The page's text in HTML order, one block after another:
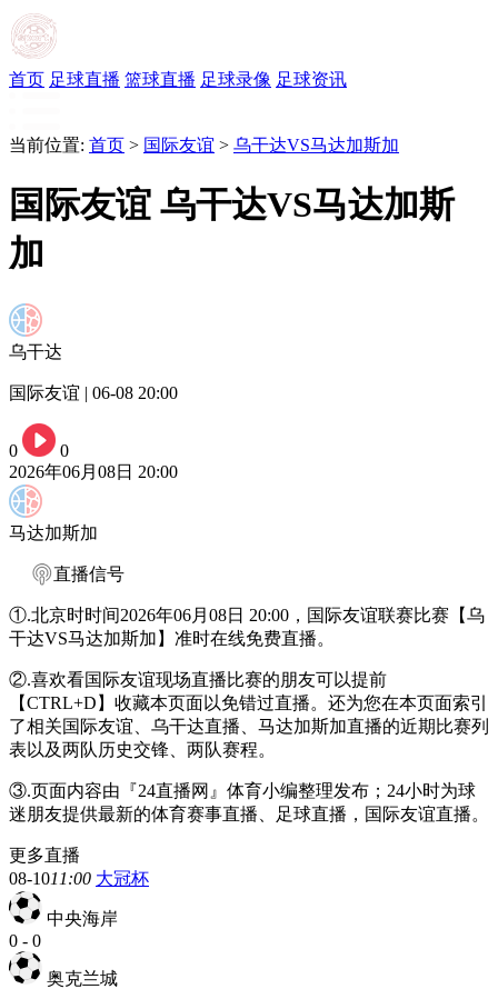
首页 足球直播 篮球直播 足球录像 足球资讯
当前位置: 首页 > 国际友谊 > 乌干达VS马达加斯加
国际友谊 乌干达VS马达加斯
加
乌干达
国际友谊 | 06-08 20:00
0
0
2026年06月08日 20:00
马达加斯加
直播信号
①.北京时时间2026年06月08日 20:00，国际友谊联赛比赛【乌
干达VS马达加斯加】准时在线免费直播。
②.喜欢看国际友谊现场直播比赛的朋友可以提前
【CTRL+D】收藏本页面以免错过直播。还为您在本页面索引
了相关国际友谊、乌干达直播、马达加斯加直播的近期比赛列
表以及两队历史交锋、两队赛程。
③.页面内容由『24直播网』体育小编整理发布；24小时为球
迷朋友提供最新的体育赛事直播、足球直播，国际友谊直播。
更多直播
08-1011:00 大冠杯
中央海岸
0 - 0
奥克兰城